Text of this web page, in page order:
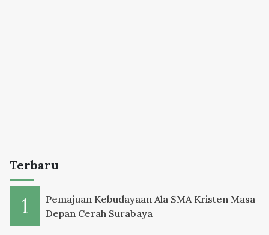
Terbaru
Pemajuan Kebudayaan Ala SMA Kristen Masa
Depan Cerah Surabaya